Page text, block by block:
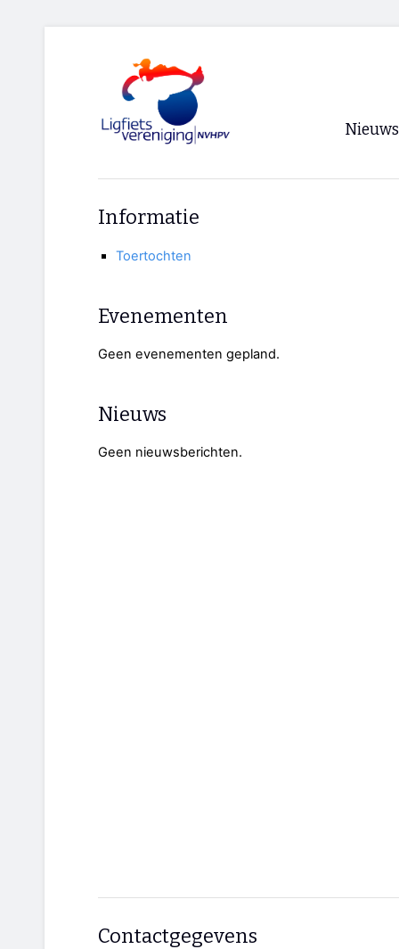
Nieuws
Informatie
Toertochten
Evenementen
Geen evenementen gepland.
Nieuws
Geen nieuwsberichten.
Contactgegevens